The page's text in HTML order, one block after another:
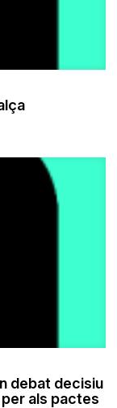
debat decisiu
als pactes